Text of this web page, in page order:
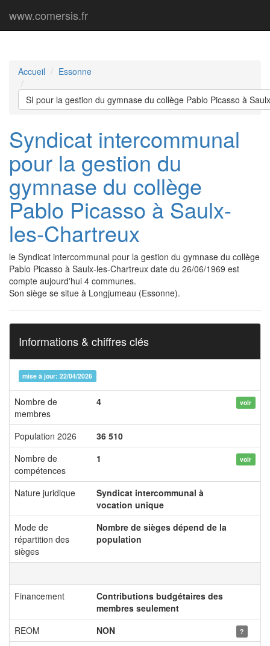
www.comersis.fr
Accueil Essonne
SI pour la gestion du gymnase du collège Pablo Picasso à
Syndicat intercommunal
pour la gestion du
gymnase du collège
Pablo Picasso à Saulx-
les-Chartreux
le Syndicat intercommunal pour la gestion du gymnase du collège
Pablo Picasso à Saulx-les-Chartreux date du 26/06/1969 est
compte aujourd'hui 4 communes.
Son siège se situe à Longjumeau (Essonne).
Informations & chiffres clés
mise à jour: 22/04/2026
Nombre de
membres
4 voir
Population 2026
36 510
Nombre de
compétences
1 voir
Nature juridique
Syndicat intercommunal à
vocation unique
Mode de
répartition des
sièges
Nombre de sièges dépend de la
population
Financement
Contributions budgétaires des
membres seulement
REOM
NON ?